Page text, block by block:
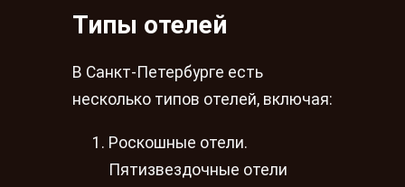
Типы отелей
В Санкт-Петербурге есть
несколько типов отелей, включая:
Роскошные отели.
Пятизвездочные отели